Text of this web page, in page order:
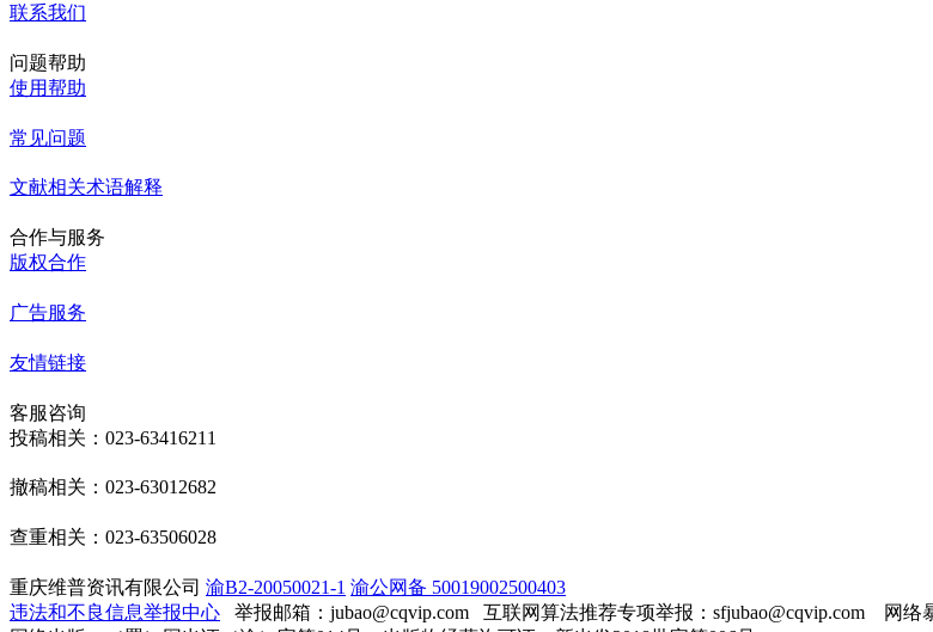
联系我们
问题帮助
使用帮助
常见问题
文献相关术语解释
合作与服务
版权合作
广告服务
友情链接
客服咨询
投稿相关：023-63416211
撤稿相关：023-63012682
查重相关：023-63506028
重庆维普资讯有限公司 渝B2-20050021-1 渝公网备 50019002500403
违法和不良信息举报中心 举报邮箱：jubao@cqvip.com 互联网算法推荐专项举报：sfjubao@cqvip.com 网络